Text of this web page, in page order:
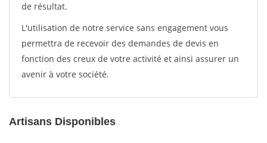
de résultat.
L'utilisation de notre service sans engagement vous
permettra de recevoir des demandes de devis en
fonction des creux de votre activité et ainsi assurer un
avenir à votre société.
Artisans Disponibles